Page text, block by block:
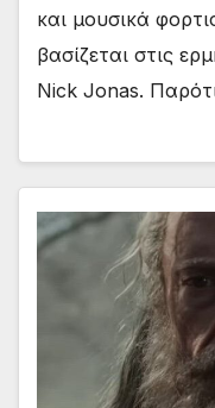
και μουσικά
βασίζεται στις
Nick Jonas.